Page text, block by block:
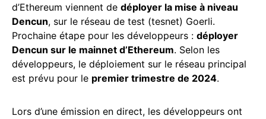
d’Ethereum viennent de déployer la mise à niveau
Dencun, sur le réseau de test (tesnet) Goerli.
Prochaine étape pour les développeurs : déployer
Dencun sur le mainnet d’Ethereum. Selon les
développeurs, le déploiement sur le réseau principal
est prévu pour le premier trimestre de 2024.
Lors d’une émission en direct, les développeurs ont